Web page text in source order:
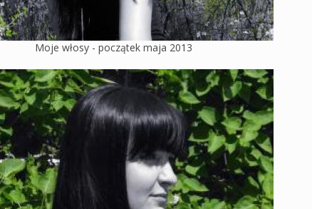
Moje włosy - początek maja 2013